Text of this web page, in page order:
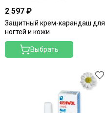
2 597 ₽
Защитный крем-карандаш для
ногтей и кожи
Выбрать